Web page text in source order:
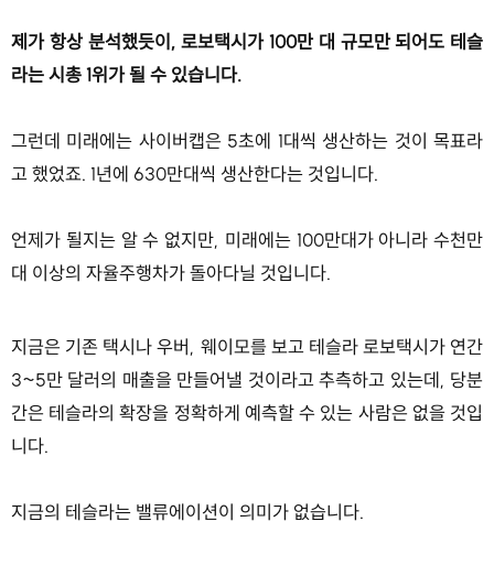
제가 항상 분석했듯이, 로보택시가 100만 대 규모만 되어도 테슬
라는 시총 1위가 될 수 있습니다.
그런데 미래에는 사이버캡은 5초에 1대씩 생산하는 것이 목표라
고 했었죠. 1년에 630만대씩 생산한다는 것입니다.
언제가 될지는 알 수 없지만, 미래에는 100만대가 아니라 수천만
대 이상의 자율주행차가 돌아다닐 것입니다.
지금은 기존 택시나 우버, 웨이모를 보고 테슬라 로보택시가 연간
3~5만 달러의 매출을 만들어낼 것이라고 추측하고 있는데, 당분
간은 테슬라의 확장을 정확하게 예측할 수 있는 사람은 없을 것입
니다.
지금의 테슬라는 밸류에이션이 의미가 없습니다.